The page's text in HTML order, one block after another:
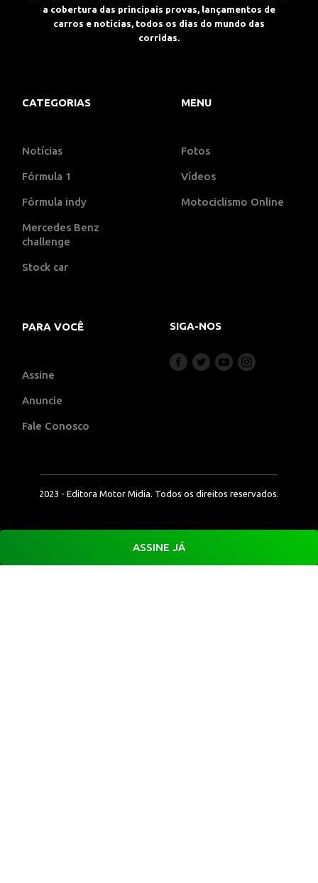
a cobertura das principais provas, lançamentos de
carros e notícias, todos os dias do mundo das
corridas.
CATEGORIAS
Notícias
Fórmula 1
Fórmula indy
Mercedes Benz
challenge
Stock car
MENU
Fotos
Vídeos
Motociclismo Online
PARA VOCÊ
Assine
Anuncie
Fale Conosco
SIGA-NOS
2023 - Editora Motor Midia. Todos os direitos reservados.
ASSINE JÁ